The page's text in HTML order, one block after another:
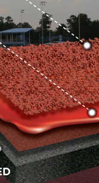
AKASAH
bidang
Terpercaya
Rubber
memberikan
Running
bisa hubungi